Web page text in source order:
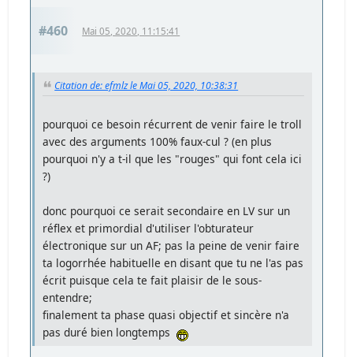
#460 Mai 05, 2020, 11:15:41
Citation de: efmlz le Mai 05, 2020, 10:38:31
pourquoi ce besoin récurrent de venir faire le troll
avec des arguments 100% faux-cul ? (en plus
pourquoi n'y a t-il que les "rouges" qui font cela ici
?)
donc pourquoi ce serait secondaire en LV sur un
réflex et primordial d'utiliser l'obturateur
électronique sur un AF; pas la peine de venir faire
ta logorrhée habituelle en disant que tu ne l'as pas
écrit puisque cela te fait plaisir de le sous-
entendre;
finalement ta phase quasi objectif et sincère n'a
pas duré bien longtemps